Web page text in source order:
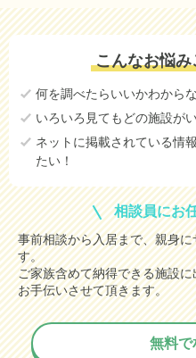
こんなお悩
何を調べたらいいかわから
いろいろ見てもどの施設が
ネットに掲載されている情
たい！
相談員にお
事前相談から入居まで、親身
す。
ご家族含めて納得できる施設
お手伝いさせて頂きます。
無料で